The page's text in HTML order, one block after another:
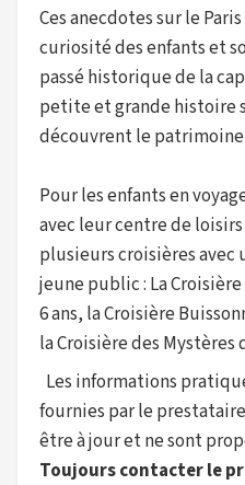
Ces anecdotes sur le
curiosité des enfants et
passé historique de la
petite et grande histoire
découvrent le patrimoine
Pour les enfants en
avec leur centre de
plusieurs croisières
jeune public : La
6 ans, la Croisière
la Croisière des Mystères
Les informations
fournies par le
être à jour et ne sont
Toujours contacter le